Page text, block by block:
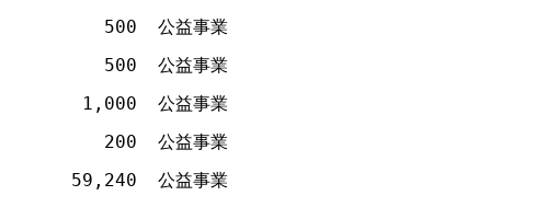
500
公益事業
500
公益事業
1,000
公益事業
200
公益事業
59,240
公益事業